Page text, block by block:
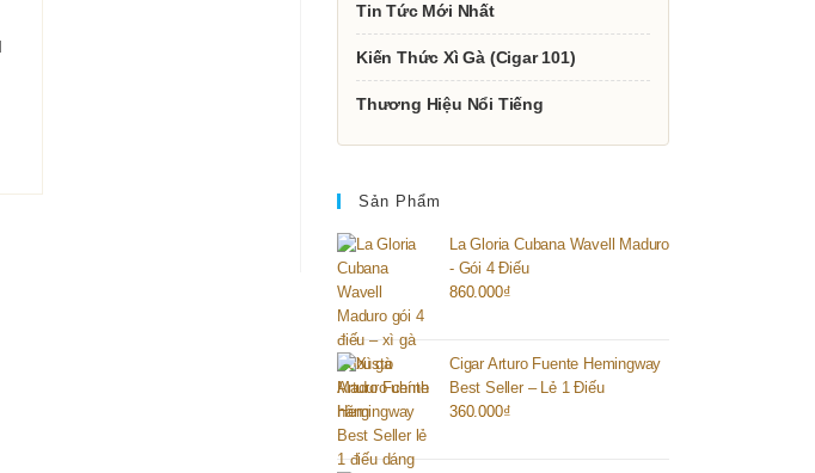
Tin Tức Mới Nhất
Kiến Thức Xì Gà (Cigar 101)
Thương Hiệu Nổi Tiếng
Sản Phẩm
La Gloria Cubana Wavell Maduro
- Gói 4 Điếu
860.000₫
Cigar Arturo Fuente Hemingway
Best Seller – Lẻ 1 Điếu
360.000₫